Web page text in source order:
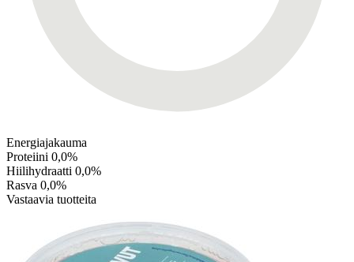
Energiajakauma
Proteiini 0,0%
Hiilihydraatti 0,0%
Rasva 0,0%
Vastaavia tuotteita